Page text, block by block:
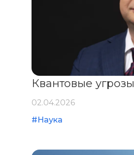
Квантовые угрозы
02.04.2026
#Наука